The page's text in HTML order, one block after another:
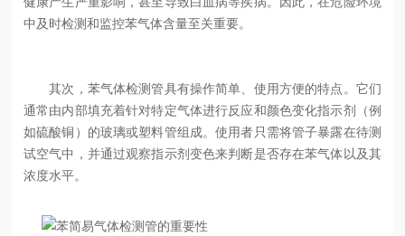
中及时检测和监控苯气体含量至关重要。
其次，苯气体检测管具有操作简单、使用方便的特点。它们
通常由内部填充着针对特定气体进行反应和颜色变化指示剂（例
如硫酸铜）的玻璃或塑料管组成。使用者只需将管子暴露在待测
试空气中，并通过观察指示剂变色来判断是否存在苯气体以及其
浓度水平。